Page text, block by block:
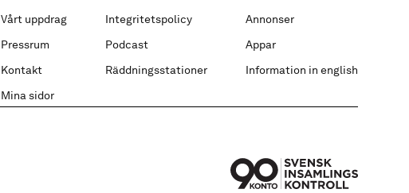
Vårt uppdrag Integritetspolicy
Annonser
Pressrum Podcast
Appar
Kontakt Räddningsstationer
Information in english
Mina sidor